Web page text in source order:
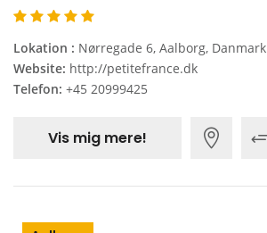
Lokation : Nørregade 6, Aalborg, Danmark
Website: http://petitefrance.dk
Telefon: +45 20999425
Vis mig mere!